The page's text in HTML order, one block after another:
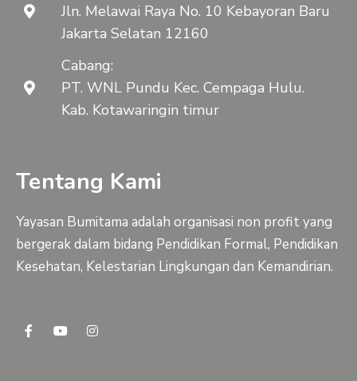
Jln. Melawai Raya No. 10 Kebayoran Baru
Jakarta Selatan 12160
Cabang:
PT. WNL Pundu Kec. Cempaga Hulu.
Kab. Kotawaringin timur
Tentang Kami
Yayasan Bumitama adalah organisasi non profit yang
bergerak dalam bidang Pendidikan Formal, Pendidikan
Kesehatan, Kelestarian Lingkungan dan Kemandirian.
F
a
Y
o
I
n